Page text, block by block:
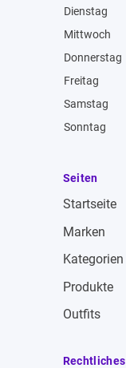
Dienstag
Mittwoch
Donnerstag
Freitag
Samstag
Sonntag
Seiten
Startseite
Marken
Kategorien
Produkte
Outfits
Rechtliches